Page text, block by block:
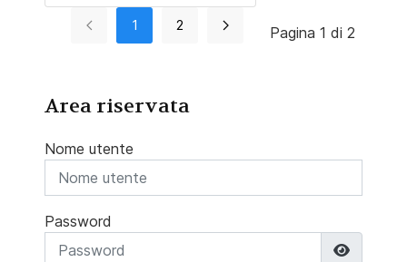
Pagina 1 di 2
1 2
Area riservata
Nome utente
Password